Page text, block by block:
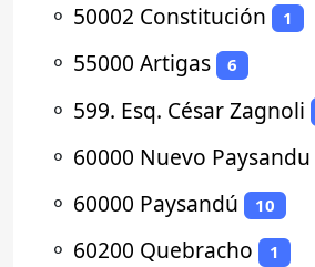
⚬ 50002 Constitución 1
⚬ 55000 Artigas 6
⚬ 599. Esq. César Zagnoli
⚬ 60000 Nuevo Paysandu
⚬ 60000 Paysandú 10
⚬ 60200 Quebracho 1